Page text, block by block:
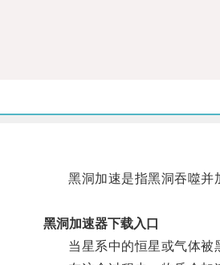
黑洞加速是指黑洞吞噬并
黑洞加速器下载入口
当星系中的恒星或气体被黑